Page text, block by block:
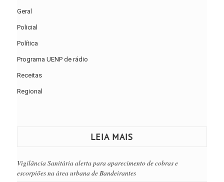
Geral
Policial
Política
Programa UENP de rádio
Receitas
Regional
LEIA MAIS
Vigilância Sanitária alerta para aparecimento de cobras e
escorpiões na área urbana de Bandeirantes